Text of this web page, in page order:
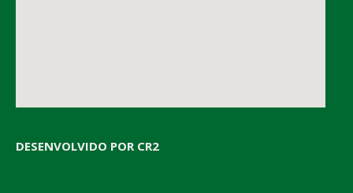
DESENVOLVIDO POR CR2